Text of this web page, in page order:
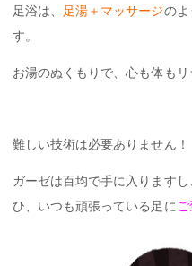
足浴は、 足湯＋マッサージのよ
す。
お湯のぬくもりで、心も体もリ
難しい技術は必要ありません！
ガーゼは百均で手に入ります
ひ、いつも頑張っている足に